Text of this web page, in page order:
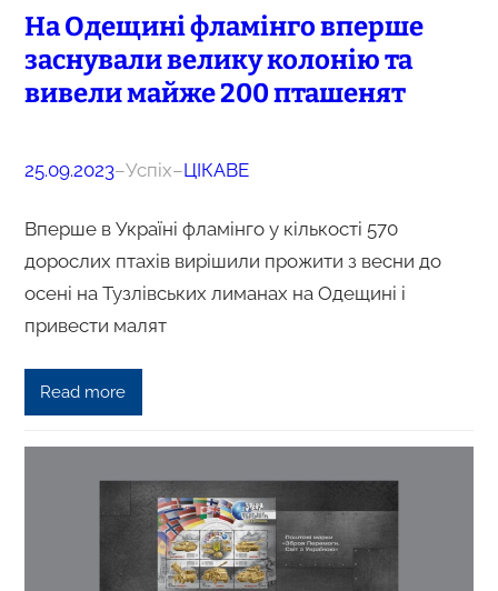
На Одещині фламінго вперше
заснували велику колонію та
вивели майже 200 пташенят
25.09.2023–Успіх–ЦІКАВЕ
Вперше в Україні фламінго у кількості 570
дорослих птахів вирішили прожити з весни до
осені на Тузлівських лиманах на Одещині і
привести малят
Read more